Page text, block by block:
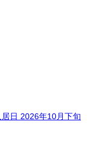
居日 2026年10月下旬